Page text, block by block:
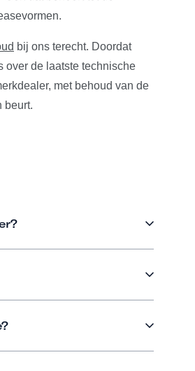
bij ons terecht. Doordat
over de laatste technische
met behoud van de
beurt.